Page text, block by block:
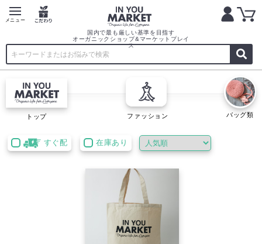
国内で最も厳しい基準を目指す
オーガニックショップ&マーケットプレイ
ス
トップ ファッション バッグ類
すぐ配 在庫あり